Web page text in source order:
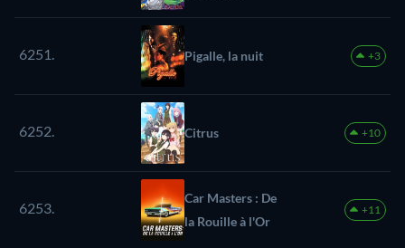
Accelerator
6251. Pigalle, la nuit +3
6252. Citrus +10
6253.
Car Masters : De
la Rouille à l'Or
+11